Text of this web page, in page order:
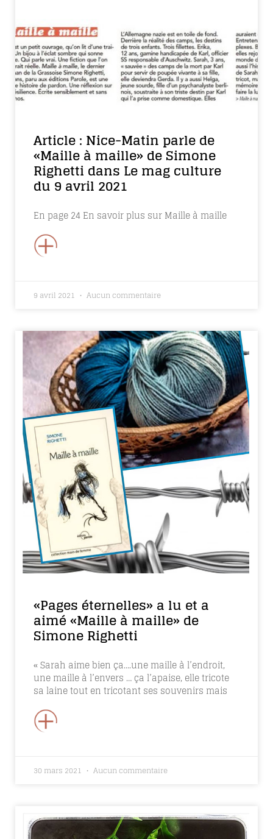
Article : Nice-Matin parle de
«Maille à maille» de Simone
Righetti dans Le mag culture
du 9 avril 2021​
En page 24 En savoir plus sur Maille à maille
+
9 avril 2021 Aucun commentaire
«Pages éternelles» a lu et a
aimé «Maille à maille» de
Simone Righetti
« Sarah aime bien ça….une maille à l’endroit,
une maille à l’envers … ça l’apaise, elle tricote
sa laine tout en tricotant ses souvenirs mais
+
30 mars 2021 Aucun commentaire